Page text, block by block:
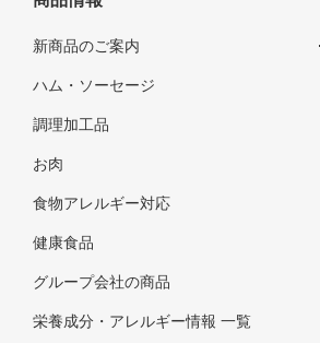
新商品のご案内
ハム・ソーセージ
調理加工品
お肉
食物アレルギー対応
健康食品
グループ会社の商品
栄養成分・アレルギー情報 一覧